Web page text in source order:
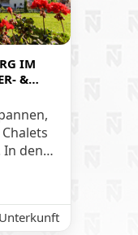
IM
&
In den
mit
auf die